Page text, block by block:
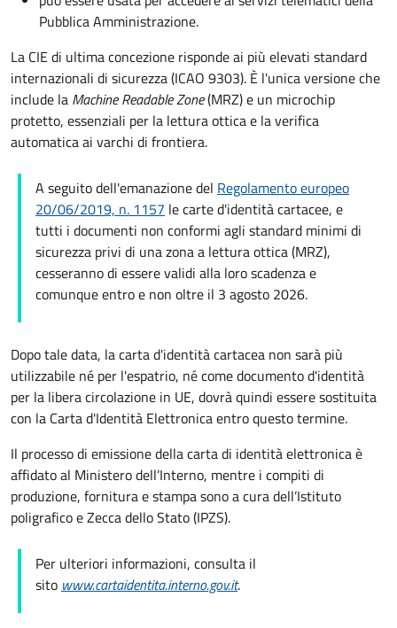
Pubblica Amministrazione.
La CIE di ultima concezione risponde ai più elevati standard
internazionali di sicurezza (ICAO 9303). È l'unica versione che
include la Machine Readable Zone(MRZ) e un microchip
protetto, essenziali per la lettura ottica e la verifica
automatica ai varchi di frontiera.
A seguito dell'emanazione del Regolamento europeo
20/06/2019, n. 1157 le carte d'identità cartacee, e
tutti i documenti non conformi agli standard minimi di
sicurezza privi di una zona a lettura ottica (MRZ),
cesseranno di essere validi alla loro scadenza e
comunque entro e non oltre il 3 agosto 2026.
Dopo tale data, la carta d'identità cartacea non sarà più
utilizzabile né per l'espatrio, né come documento d'identità
per la libera circolazione in UE, dovrà quindi essere sostituita
con la Carta d'Identità Elettronica entro questo termine.
Il processo di emissione della carta di identità elettronica è
affidato al Ministero dell’Interno, mentre i compiti di
produzione, fornitura e stampa sono a cura dell’Istituto
poligrafico e Zecca dello Stato (IPZS).
Per ulteriori informazioni, consulta il
sito www.cartaidentita.interno.gov.it.